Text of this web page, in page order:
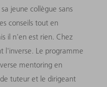
jeune collègue sans
conseils tout en
il n'en est rien. Chez
l'inverse. Le programme
mentoring en
tuteur et le dirigeant